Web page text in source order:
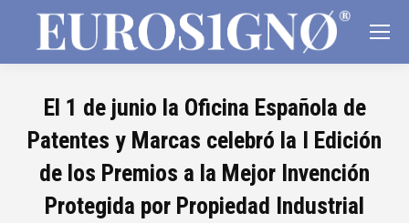
El 1 de junio la Oficina Española de
Patentes y Marcas celebró la I Edición
de los Premios a la Mejor Invención
Protegida por Propiedad Industrial